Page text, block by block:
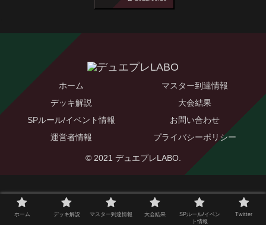
ホーム
マスター到達情報
デッキ解説
大会結果
SPルール/イベント情報
お問い合わせ
運営者情報
プライバシーポリシー
© 2021 デュエプレLABO.
ホーム デッキ解説 マスター到達情報 大会結果
SPルール/イベン
ト情報
Twitter